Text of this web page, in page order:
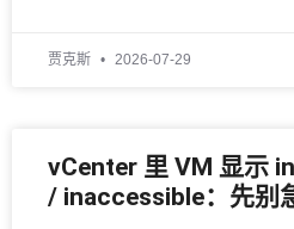
贾克斯 2026-07-29
vCenter 里 VM 显示
/ inaccessible：先别